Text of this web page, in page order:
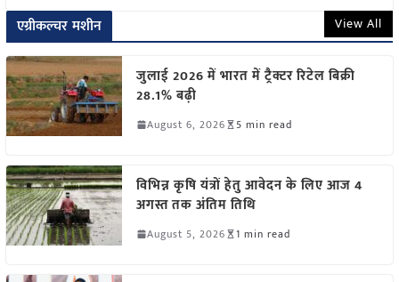
एग्रीकल्चर मशीन View All
जुलाई 2026 में भारत में ट्रैक्टर रिटेल बिक्री
28.1% बढ़ी
August 6, 2026 5 min read
विभिन्न कृषि यंत्रों हेतु आवेदन के लिए आज 4
अगस्त तक अंतिम तिथि
August 5, 2026 1 min read